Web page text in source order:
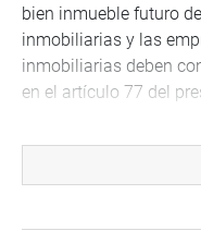
bien inmueble futuro
inmobiliarias y las
inmobiliarias deben
en el artículo 77 del
obliga al proveedor
a informar sobre las